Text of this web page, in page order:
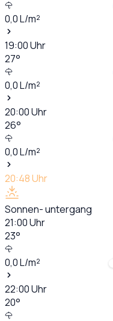
0,0L/m²
19:00Uhr
27°
0,0L/m²
20:00Uhr
26°
0,0L/m²
20:48Uhr
Sonnen- untergang
21:00Uhr
23°
0,0L/m²
22:00Uhr
20°